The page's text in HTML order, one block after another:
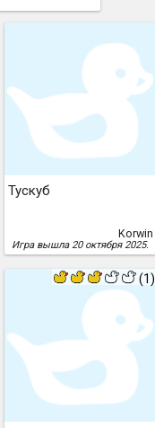
Тускуб
Korwin
Игра вышла 20 октября 2025.
(1)